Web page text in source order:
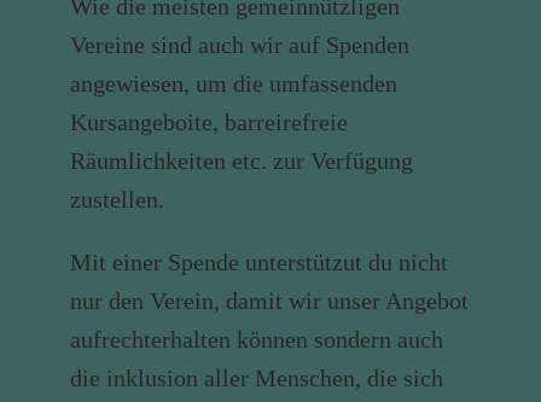
Wie die meisten gemeinnützligen
Vereine sind auch wir auf Spenden
angewiesen, um die umfassenden
Kursangeboite, barreirefreie
Räumlichkeiten etc. zur Verfügung
zustellen.
Mit einer Spende unterstützut du nicht
nur den Verein, damit wir unser Angebot
aufrechterhalten können sondern auch
die inklusion aller Menschen, die sich